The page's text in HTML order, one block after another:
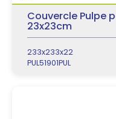
Couvercle Pulpe
23x23cm
233x233x22
PUL51901PUL